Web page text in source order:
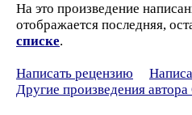
На это произведение
отображается последняя,
списке.
Написать рецензию
Другие произведения